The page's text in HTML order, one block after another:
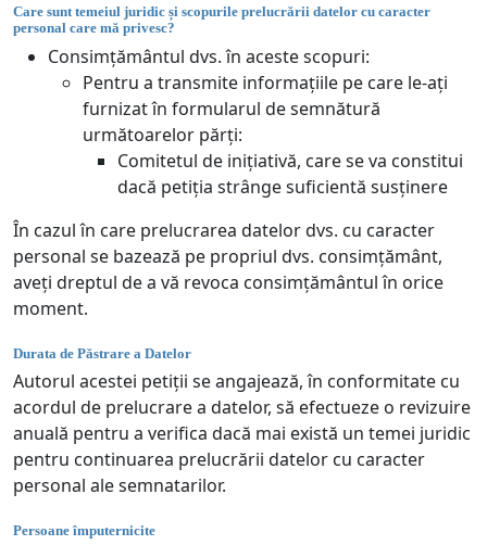
Care sunt temeiul juridic și scopurile prelucrării datelor cu caracter
personal care mă privesc?
Consimțământul dvs. în aceste scopuri:
Pentru a transmite informațiile pe care le-ați
furnizat în formularul de semnătură
următoarelor părți:
Comitetul de inițiativă, care se va constitui
dacă petiția strânge suficientă susținere
În cazul în care prelucrarea datelor dvs. cu caracter
personal se bazează pe propriul dvs. consimțământ,
aveți dreptul de a vă revoca consimțământul în orice
moment.
Durata de Păstrare a Datelor
Autorul acestei petiții se angajează, în conformitate cu
acordul de prelucrare a datelor, să efectueze o revizuire
anuală pentru a verifica dacă mai există un temei juridic
pentru continuarea prelucrării datelor cu caracter
personal ale semnatarilor.
Persoane împuternicite